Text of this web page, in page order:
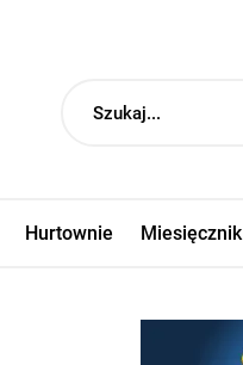
Hurtownie Miesięcznik